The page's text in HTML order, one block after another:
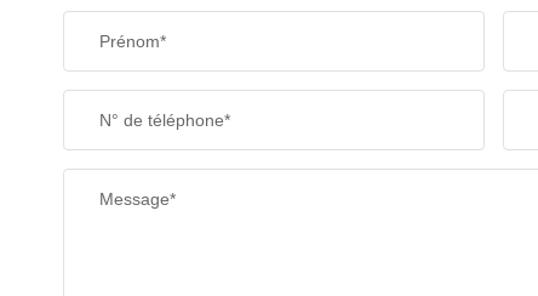
SUPERFICIE :
RESTAURANTS ET CAFÉS
Prénom*
N° de téléphone*
Message*